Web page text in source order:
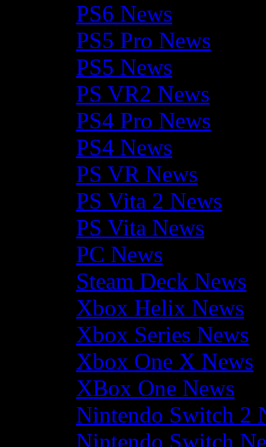
PS6 News
PS5 Pro News
PS5 News
PS VR2 News
PS4 Pro News
PS4 News
PS VR News
PS Vita 2 News
PS Vita News
PC News
Steam Deck News
Xbox Helix News
Xbox Series News
Xbox One X News
XBox One News
Nintendo Switch 2
Nintendo Switch